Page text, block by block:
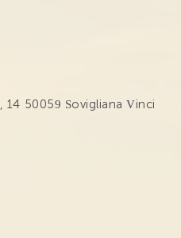
50059 Sovigliana Vinci